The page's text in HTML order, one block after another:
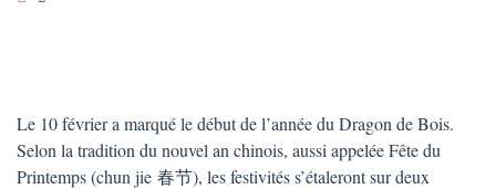
Le 10 février a marqué le début de l’année du Dragon de Bois.
Selon la tradition du nouvel an chinois, aussi appelée Fête du
Printemps (chun jie 春节), les festivités s’étaleront sur deux